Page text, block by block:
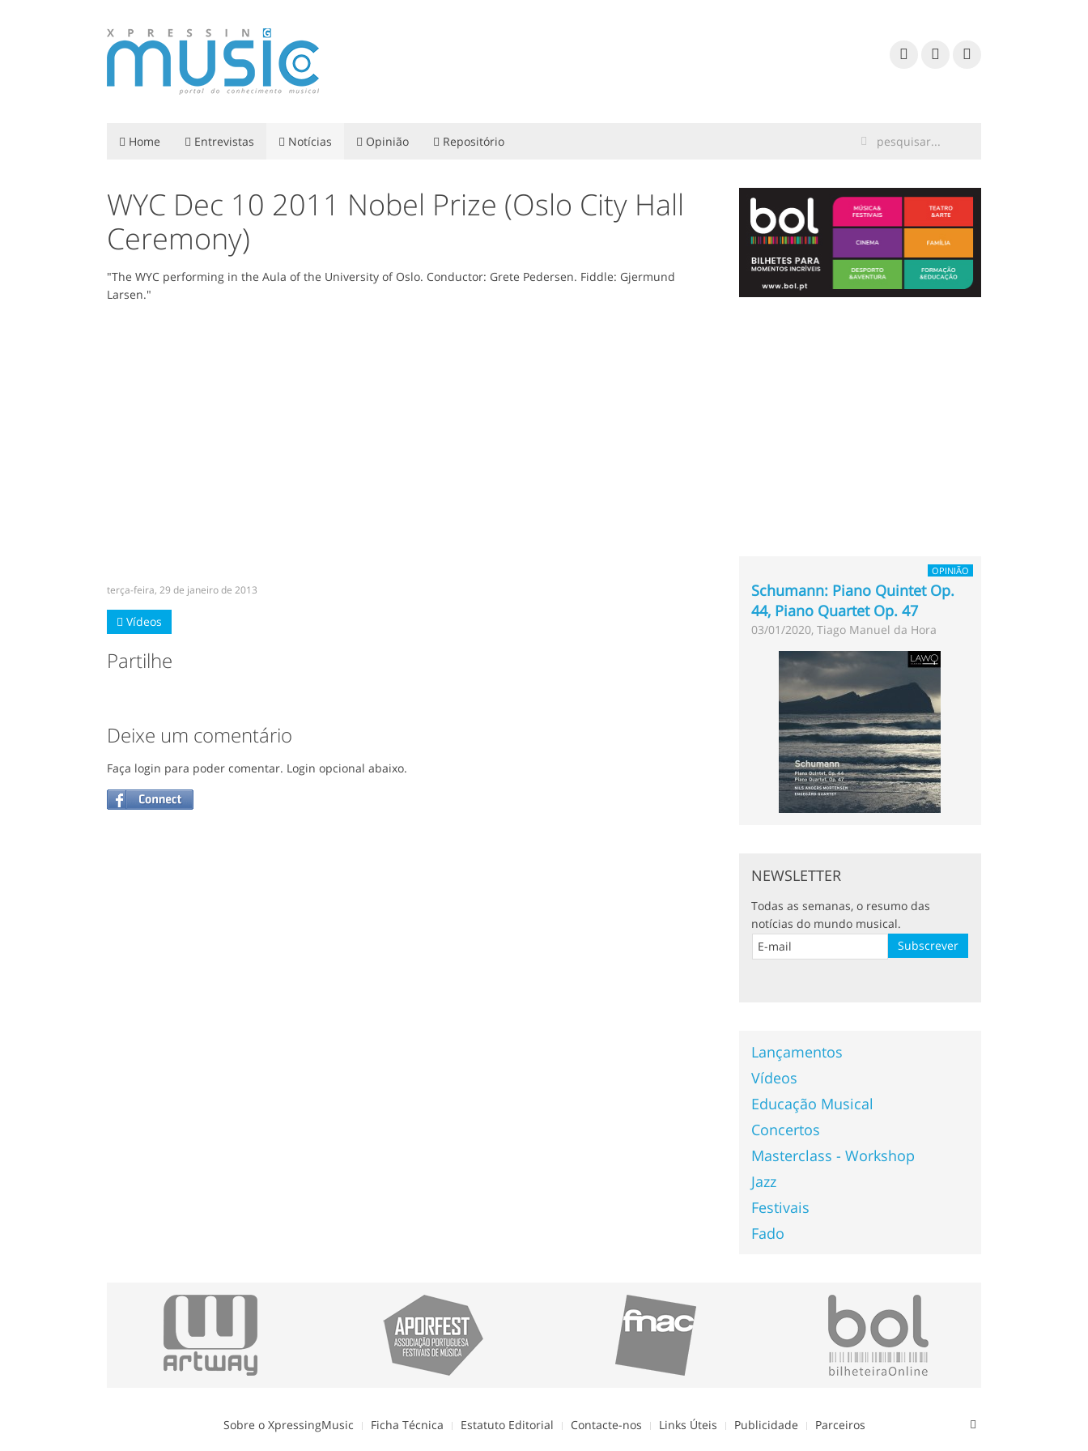
Home Entrevistas Notícias Opinião Repositório
WYC Dec 10 2011 Nobel Prize (Oslo City Hall
Ceremony)
"The WYC performing in the Aula of the University of Oslo. Conductor: Grete Pedersen. Fiddle: Gjermund
Larsen."
terça-feira, 29 de janeiro de 2013
Vídeos
Partilhe
Deixe um comentário
Faça login para poder comentar. Login opcional abaixo.
OPINIÃO
Schumann: Piano Quintet Op.
44, Piano Quartet Op. 47
03/01/2020, Tiago Manuel da Hora
NEWSLETTER
Todas as semanas, o resumo das
notícias do mundo musical.
Lançamentos
Vídeos
Educação Musical
Concertos
Masterclass - Workshop
Jazz
Festivais
Fado
Sobre o XpressingMusic Ficha Técnica Estatuto Editorial Contacte-nos Links Úteis Publicidade Parceiros